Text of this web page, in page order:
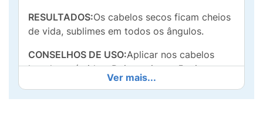
RESULTADOS:Os cabelos secos ficam cheios
de vida, sublimes em todos os ângulos.
CONSELHOS DE USO:Aplicar nos cabelos
lavados e úmidos. Deixe agir por 5 minutos e
enxaguar abundantemente.
Ver mais...